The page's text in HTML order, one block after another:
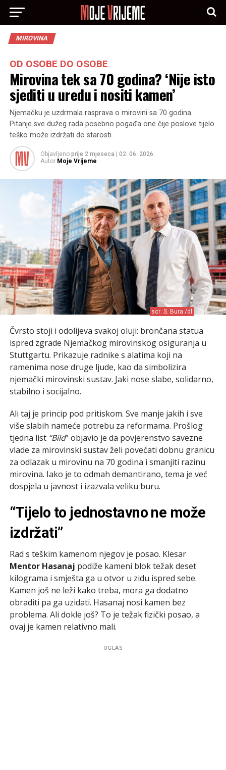
MIROVINA
OD OSOBE DO OSOBE
Mirovina tek sa 70 godina? ‘Nije isto
sjediti u uredu i nositi kamen’
Njemačku je uzdrmala rasprava o mirovini sa 70 godina.
Pitanje sve dužeg rada posebno pogađa one čije poslove tijelo
teško može izdržati do starosti.
Objavljeno prije 2 mjeseca
02. 06. 2026.
Autor Moje Vrijeme
scr: S. Bura /dl
Čvrsto stoji i odolijeva svakoj oluji: brončana statua
ispred zgrade Njemačkog mirovinskog osiguranja u
Stuttgartu. Prikazuje radnike s alatima koji na
ramenima nose druge ljude, kao da simbolizira
njemački mirovinski sustav. Jaki nose slabe, solidarno,
stabilno i socijalno.
Ali taj je princip pod pritiskom. Sve manje jakih i sve
više slabih nameće potrebu za reformama. Prošlog
tjedna list “Bild” objavio je da povjerenstvo savezne
vlade za mirovinski sustav želi povećati dobnu granicu
za odlazak u mirovinu na 70 godina i smanjiti razinu
mirovina. Iako je to odmah demantirano, tema je već
dospjela u javnost i izazvala veliku buru.
“Tijelo to jednostavno ne može
izdržati”
Rad s teškim kamenom njegov je posao. Klesar
Mentor Hasanaj podiže kameni blok težak deset
kilograma i smješta ga u otvor u zidu ispred sebe.
Kamen još ne leži kako treba, mora ga dodatno
obraditi pa ga uzidati. Hasanaj nosi kamen bez
problema. Ali dokle još? To je težak fizički posao, a
ovaj je kamen relativno mali.
OGLAS